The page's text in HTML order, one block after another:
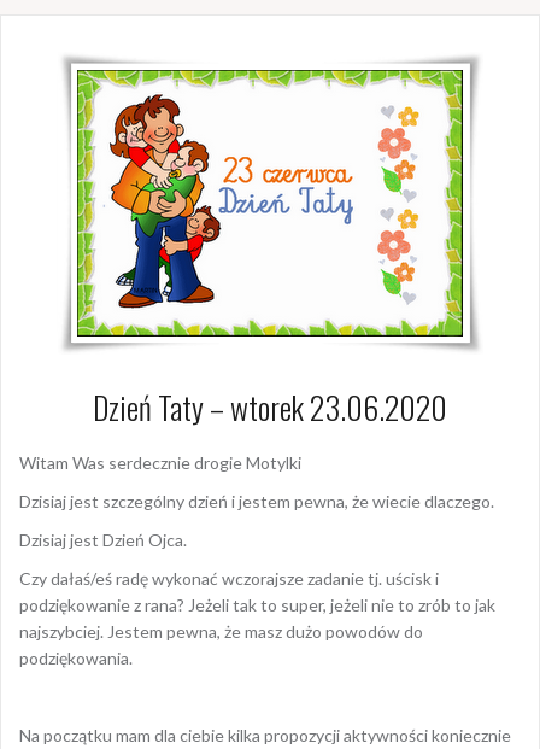
Dzień Taty – wtorek 23.06.2020
Witam Was serdecznie drogie Motylki
Dzisiaj jest szczególny dzień i jestem pewna, że wiecie dlaczego.
Dzisiaj jest Dzień Ojca.
Czy dałaś/eś radę wykonać wczorajsze zadanie tj. uścisk i
podziękowanie z rana? Jeżeli tak to super, jeżeli nie to zrób to jak
najszybciej. Jestem pewna, że masz dużo powodów do
podziękowania.
Na początku mam dla ciebie kilka propozycji aktywności koniecznie